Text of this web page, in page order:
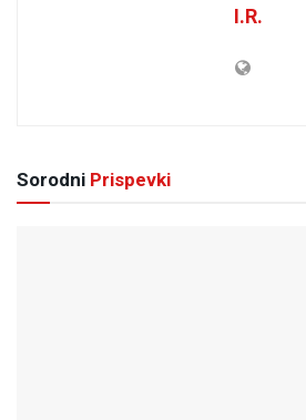
I.R.
Sorodni Prispevki